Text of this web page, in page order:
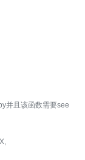
并且该函数需要see